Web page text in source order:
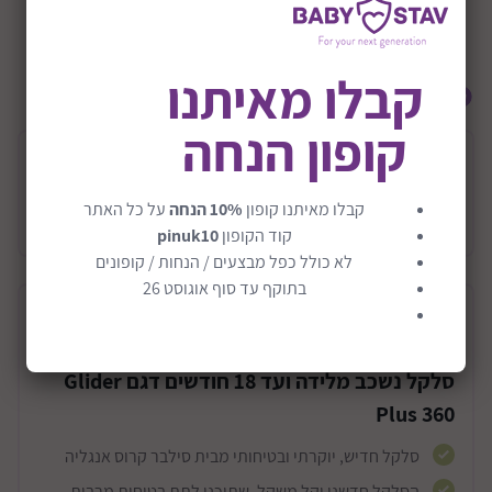
+0M
אולי תרצה להוסיף גם
בסיס Silver Cross דגם Base Plus 360
תיאור המוצר
סלקל נשכב מלידה ועד 18 חודשים דגם Glider
Plus 360
סלקל חדיש, יוקרתי ובטיחותי מבית סילבר קרוס אנגליה
קבלו מאיתנו
קופון הנחה
קבלו מאיתנו קופון 10% הנחה
על כל האתר
קוד הקופוןpinuk10
לא כולל כפל מבצעים / הנחות / קופונים
בתוקף עד סוף אוגוסט 26